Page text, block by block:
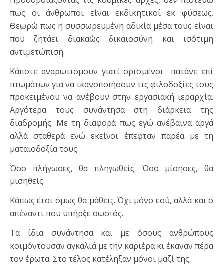
πως οι άνθρωποι είναι εκδικητικοί εκ φύσεως.
Θεωρώ πως η συσσωρευμένη αδικία μέσα τους είναι
που ζητάει διακαώς δικαιοσύνη και ισότιμη
αντιμετώπιση.
Κάποτε αναρωτιόμουν γιατί ορισμένοι πατάνε επί
πτωμάτων για να ικανοποιήσουν τις φιλοδοξίες τους
προκειμένου να ανέβουν στην εργασιακή ιεραρχία.
Αργότερα τους συνάντησα στη διάρκεια της
διαδρομής. Με τη διαφορά πως εγώ ανέβαινα αργά
αλλά σταθερά ενώ εκείνοι έπεφταν παρέα με τη
ματαιοδοξία τους.
Όσο πλήγωσες, θα πληγωθείς. Όσο μίσησες, θα
μισηθείς.
Κάπως έτσι όμως θα μάθεις. Όχι μόνο εσύ, αλλά και ο
απέναντι που υπήρξε σωστός.
Τα ίδια συνάντησα και με όσους ανθρώπους
κοιμόντουσαν αγκαλιά με την καριέρα κι έκαναν πέρα
τον έρωτα. Στο τέλος κατέληξαν μόνοι μαζί της.